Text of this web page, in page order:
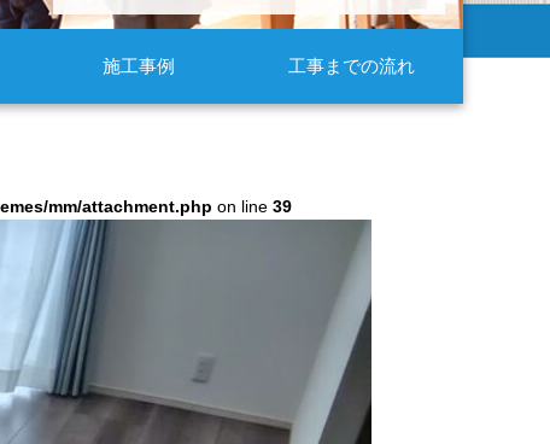
施工事例 工事までの流れ
mm/attachment.php on line 39